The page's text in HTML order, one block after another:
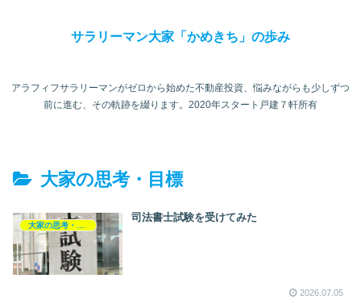
サラリーマン大家「かめきち」の歩み
アラフィフサラリーマンがゼロから始めた不動産投資、悩みながらも少しずつ
前に進む、その軌跡を綴ります。2020年スタート戸建７軒所有
大家の思考・目標
大家の思考・目標
司法書士試験を受けてみた
2026.07.05